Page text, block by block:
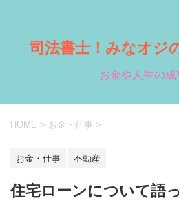
司法書士！みなオジ
お金や人生の成
HOME > お金・仕事 >
お金・仕事 不動産
住宅ローンについて語